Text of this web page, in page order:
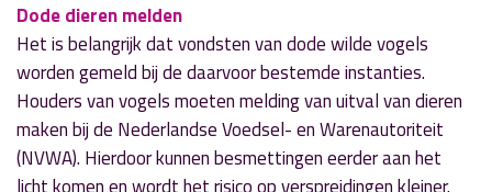
Dode dieren melden
Het is belangrijk dat vondsten van dode wilde vogels
worden gemeld bij de daarvoor bestemde instanties.
Houders van vogels moeten melding van uitval van dieren
maken bij de Nederlandse Voedsel- en Warenautoriteit
(NVWA). Hierdoor kunnen besmettingen eerder aan het